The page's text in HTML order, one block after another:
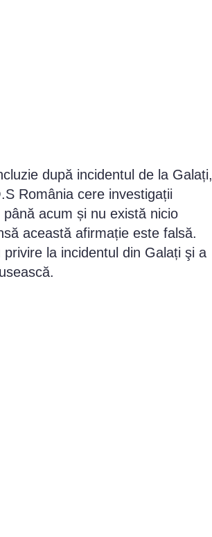
după incidentul de la Galați,
România cere investigații
acum și nu există nicio
această afirmație este falsă.
la incidentul din Galați şi a